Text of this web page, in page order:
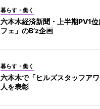
暮らす・働く
六本木経済新聞・上半期PV1
フェ」のB’z企画
暮らす・働く
六本木で「ヒルズスタッフア
人を表彰